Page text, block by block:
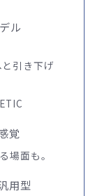
ル
引き下げ
覚
場面も。
用型